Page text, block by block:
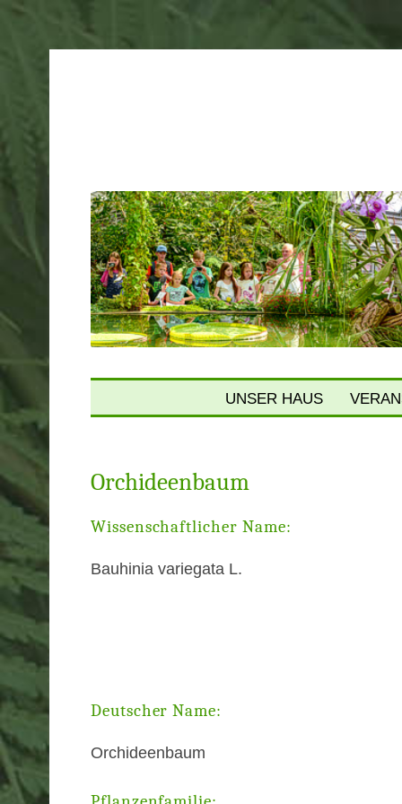
UNSER HAUS
Orchideenbaum
Wissenschaftlicher Name:
Bauhinia variegata L.
Deutscher Name:
Orchideenbaum